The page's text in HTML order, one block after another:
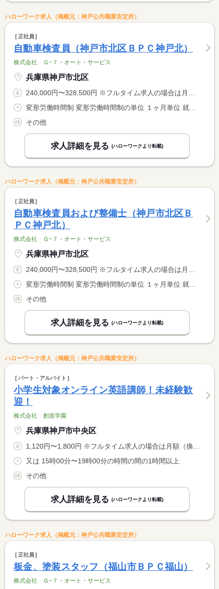
ハローワーク求人（掲載元：神戸公共職業安定所）
正社員
自動車検査員（神戸市北区ＢＰＣ神戸北）
株式会社 Ｇ−７・オート・サービス
兵庫県神戸市北区
240,000円〜328,500円 ※フルタイム求人の場合は月額（換算額）、パート求人の場合は時間額を表示しています。
その他
求人詳細を見る (ハローワークより転載)
ハローワーク求人（掲載元：神戸公共職業安定所）
正社員
自動車検査員および整備士（神戸市北区Ｂ
ＰＣ神戸北）
株式会社 Ｇ−７・オート・サービス
兵庫県神戸市北区
240,000円〜328,500円 ※フルタイム求人の場合は月額（換算額）、パート求人の場合は時間額を表示しています。
その他
求人詳細を見る (ハローワークより転載)
ハローワーク求人（掲載元：神戸公共職業安定所）
パート・アルバイト
小学生対象オンライン英語講師！未経験歓
迎！
株式会社 創造学園
兵庫県神戸市中央区
1,120円〜1,800円 ※フルタイム求人の場合は月額（換算額）、パート求人の場合は時間額を表示しています。
又は 15時00分〜19時00分の時間の間の1時間以上
その他
求人詳細を見る (ハローワークより転載)
ハローワーク求人（掲載元：神戸公共職業安定所）
正社員
板金、塗装スタッフ（福山市ＢＰＣ福山）
株式会社 Ｇ−７・オート・サービス